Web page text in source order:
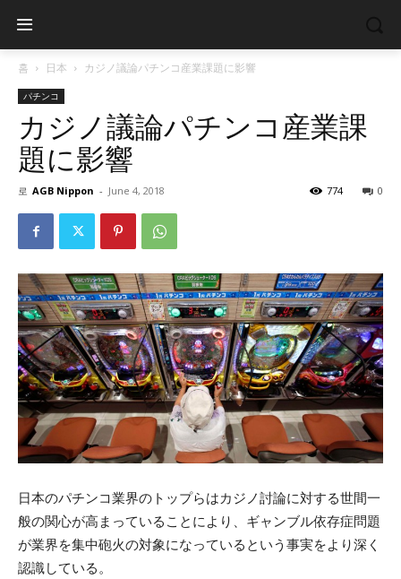
홈 日本 カジノ議論パチンコ産業課題に影響
パチンコ
カジノ議論パチンコ産業課
題に影響
로 AGB Nippon - June 4, 2018 0
774
日本のパチンコ業界のトップらはカジノ討論に対する世間一
般の関心が高まっていることにより、ギャンブル依存症問題
が業界を集中砲火の対象になっているという事実をより深く
認識している。